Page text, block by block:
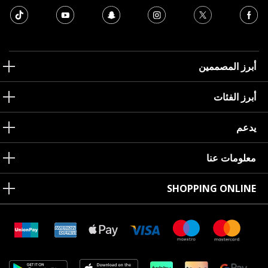
أبرز المصممين
أبرز الفئات
يدعم
معلومات عنا
SHOPPING ONLINE